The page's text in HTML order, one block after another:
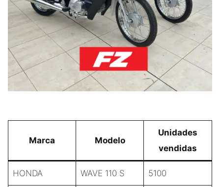
Marca Modelo
Unidades
vendidas
HONDA WAVE 110 S 5100